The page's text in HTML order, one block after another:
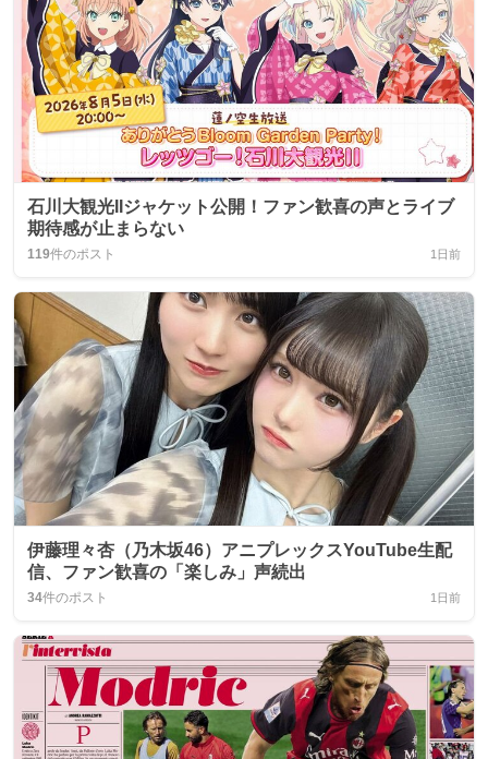
石川大観光IIジャケット公開！ファン歓喜の声とライブ
期待感が止まらない
119件のポスト 1日前
伊藤理々杏（乃木坂46）アニプレックスYouTube生配
信、ファン歓喜の「楽しみ」声続出
34件のポスト 1日前